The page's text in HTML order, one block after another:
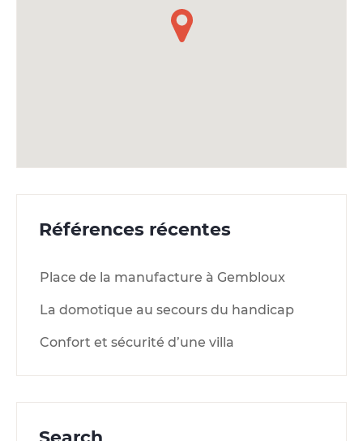
Références récentes
Place de la manufacture à Gembloux
La domotique au secours du handicap
Confort et sécurité d’une villa